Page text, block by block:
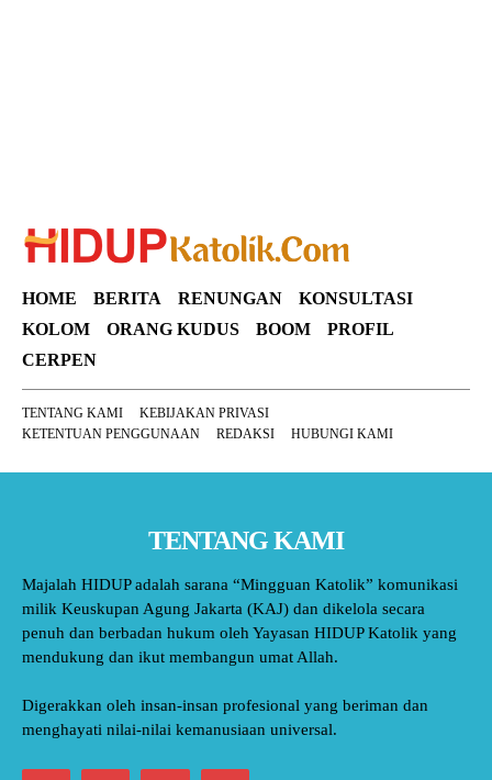
HOME BERITA RENUNGAN
KONSULTASI
KOLOM
ORANG KUDUS BOOM
PROFIL
CERPEN
TENTANG KAMI
KEBIJAKAN PRIVASI
KETENTUAN PENGGUNAAN
REDAKSI HUBUNGI KAMI
TENTANG KAMI
Majalah HIDUP adalah sarana “Mingguan Katolik” komunikasi
milik Keuskupan Agung Jakarta (KAJ) dan dikelola secara
penuh dan berbadan hukum oleh Yayasan HIDUP Katolik yang
mendukung dan ikut membangun umat Allah.
Digerakkan oleh insan-insan profesional yang beriman dan
menghayati nilai-nilai kemanusiaan universal.